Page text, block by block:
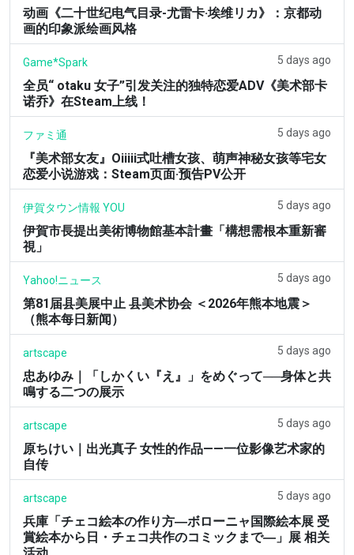
动画《二十世纪电气目录-尤雷卡·埃维リカ》：京都动
画的印象派绘画风格
Game*Spark 5 days ago
全员“ otaku 女子”引发关注的独特恋爱ADV《美术部卡
诺乔》在Steam上线！
ファミ通 5 days ago
『美术部女友』Oiiiii式吐槽女孩、萌声神秘女孩等宅女
恋爱小说游戏：Steam页面·预告PV公开
伊賀タウン情報 YOU 5 days ago
伊賀市長提出美術博物館基本計畫「構想需根本重新審
視」
Yahoo!ニュース 5 days ago
第81届县美展中止 县美术协会 ＜2026年熊本地震＞
（熊本每日新闻）
artscape 5 days ago
忠あゆみ｜「しかくい『え』」をめぐって──身体と共
鳴する二つの展示
artscape 5 days ago
原ちけい｜出光真子 女性的作品——一位影像艺术家的
自传
artscape 5 days ago
兵庫「チェコ絵本の作り方―ボローニャ国際絵本展 受
賞絵本から日・チェコ共作のコミックまで―」展 相关